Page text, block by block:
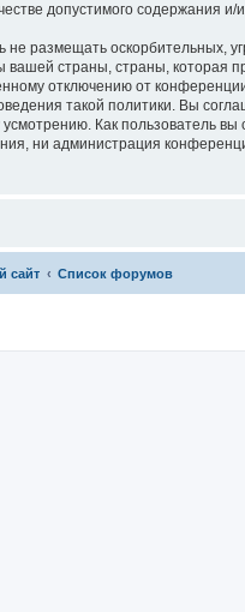
допустимого содержания
не размещать оскорбительных,
вашей страны, страны, которая
отключению от
такой политики. Вы
Как пользователь
ни администрация
сайт Список форумов